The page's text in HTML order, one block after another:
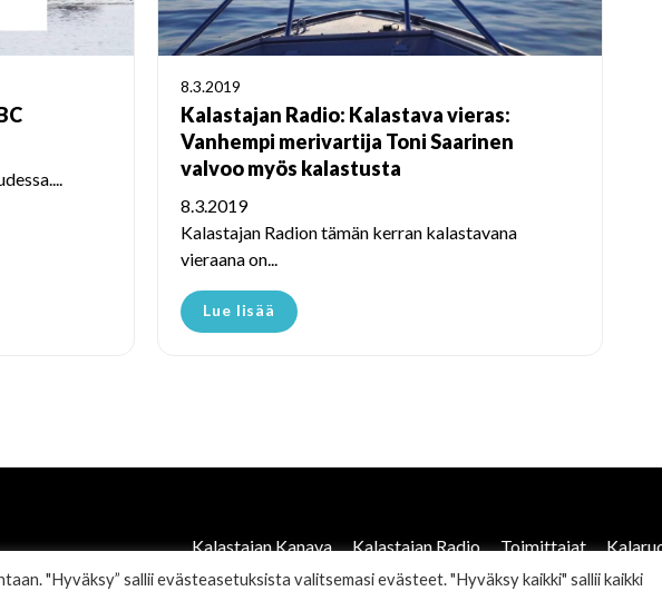
8.3.2019
Kalastajan Radio: Kalastava vieras:
Vanhempi merivartija Toni Saarinen
valvoo myös kalastusta
8.3.2019
Kalastajan Radion tämän kerran kalastavana
vieraana on...
Lue lisää
Kalastajan Kanava Kalastajan Radio Toimittajat
"Hyväksy” sallii evästeasetuksista valitsemasi evästeet. "Hyväksy kaikki" sallii kaikki